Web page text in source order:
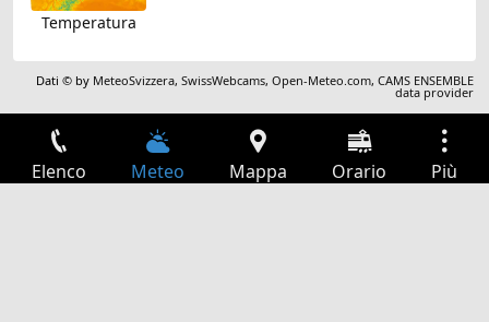
Temperatura
Dati © by MeteoSvizzera,SwissWebcams,Open-Meteo.com,CAMS ENSEMBLE
data provider
Elenco Meteo Mappa Orario Più